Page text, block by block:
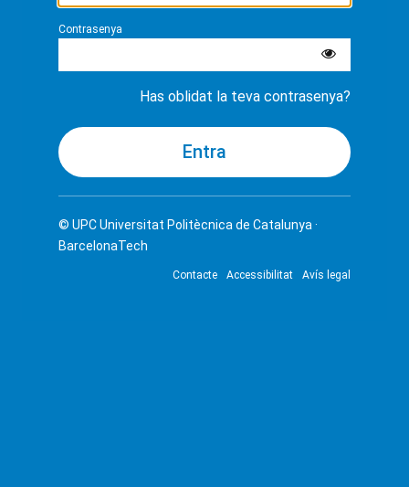
Contrasenya
Has oblidat la teva contrasenya?
© UPCUniversitat Politècnica de Catalunya ·
BarcelonaTech
Contacte Accessibilitat Avís legal